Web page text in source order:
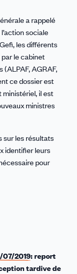
a rappelé
sociale
les différents
le cabinet
(ALPAF, AGRAF,
ce dossier est
ministériel, il est
ministres
sur les résultats
identifier leurs
pour
07/2019: report
tardive de